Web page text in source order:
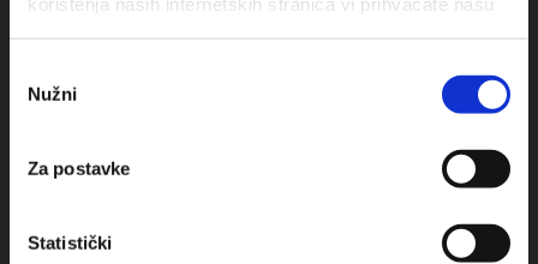
pristanka
Nužni
Za postavke
Statistički
+385(0)21 678754